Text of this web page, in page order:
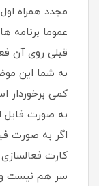
مجدد همراه
عموما برنامه
قبلی روی آن
به شما این
کمی
به صورت فایل
اگر به صورت
کارت
سر هم نیست و